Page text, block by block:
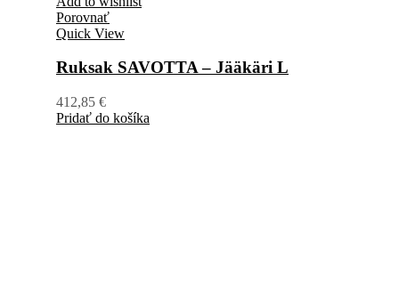
Porovnať
Quick View
Ruksak SAVOTTA – Jääkäri L
412,85 €
Pridať do košíka